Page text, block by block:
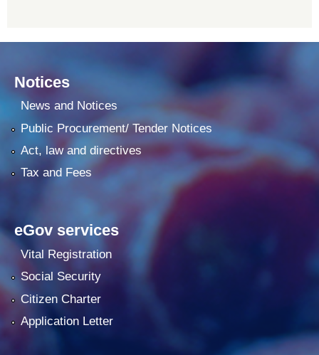
Notices
News and Notices
Public Procurement/ Tender Notices
Act, law and directives
Tax and Fees
eGov services
Vital Registration
Social Security
Citizen Charter
Application Letter